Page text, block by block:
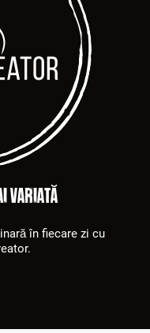
variată
în fiecare zi cu